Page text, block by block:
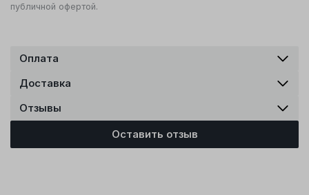
публичной офертой.
Оплата
Доставка
Отзывы
Оставить отзыв